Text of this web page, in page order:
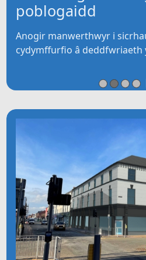
poblogaidd
Anogir manwerthwyr i
cydymffurfio â deddfwriaeth